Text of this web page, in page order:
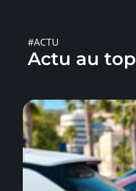
#ACTU
Actu au top